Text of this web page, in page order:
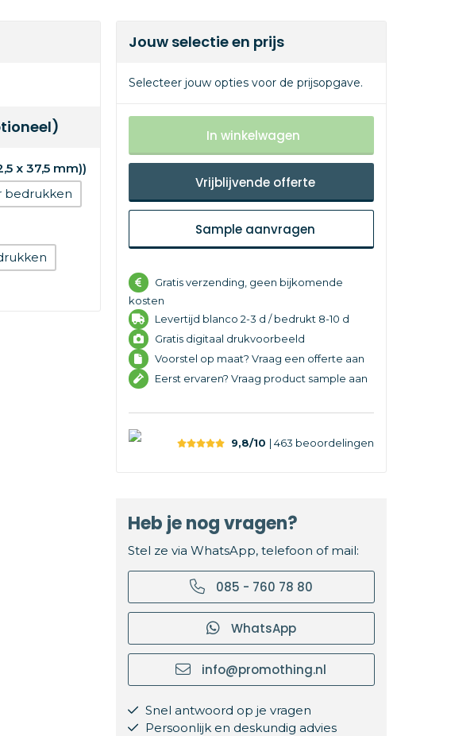
x 37,5 mm))
Jouw selectie en prijs
Selecteer jouw opties voor de prijsopgave.
In winkelwagen
Vrijblijvende offerte
Sample aanvragen
Gratis verzending, geen bijkomende
kosten
Levertijd blanco 2-3 d / bedrukt 8-10 d
Gratis digitaal drukvoorbeeld
Voorstel op maat? Vraag een offerte aan
Eerst ervaren? Vraag product sample aan
9,8/10 | 463 beoordelingen
Heb je nog vragen?
Stel ze via WhatsApp, telefoon of mail:
085 - 760 78 80
WhatsApp
info@promothing.nl
Snel antwoord op je vragen
Persoonlijk en deskundig advies